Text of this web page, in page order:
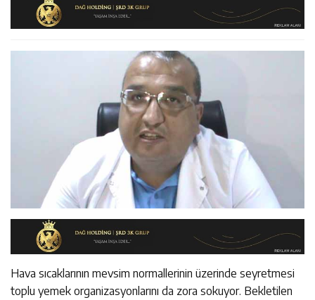
ETSO Başkan Adayı Süleyman Tan Üyelerle Buluştu
Hava sıcaklarının mevsim normallerinin üzerinde seyretmesi
toplu yemek organizasyonlarını da zora sokuyor. Bekletilen